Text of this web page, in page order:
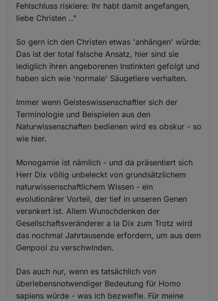
Fehlschluss riskiere: Ihr habt damit angefangen,
liebe Christen .."
So gern ich den Christen etwas 'anhängen' würde:
Das ist der total falsche Ansatz, hier sind sie
lediglich ihren angeborenen Instinkten gefolgt und
haben sich wie 'normale' Säugetiere verhalten.
Immer wenn Geisteswissenschaftler sich der
Terminologie und Beispielen aus den
Naturwissenschaften bedienen wird es obskur - so
wie hier.
Monogamie ist nämlich - und da präsentiert sich
Herr Dix völlig unbeleckt von grundsätzlichem
naturwissenschaftlichem Wissen - ein
evolutionärer Vorteil, der tief in unseren Genen
verankert ist. Allem Wunschdenken der
Gesellschaftsveränderer a la Dix zum Trotz wird
das nochmal Jahrtausende erfordern, um aus dem
Genpool zu verschwinden.
Das auch nur, wenn es tatsächlich von
überlebensnotwendiger Bedeutung für Homo
sapiens würde - was ich bezweifle. Für meine